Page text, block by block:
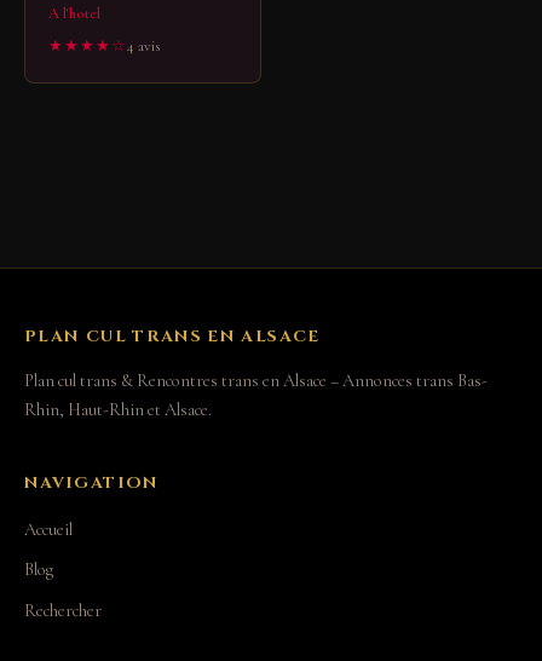
A l'hotel
★★★★☆4 avis
PLAN CUL TRANS EN ALSACE
Plan cul trans & Rencontres trans en Alsace – Annonces trans Bas-
Rhin, Haut-Rhin et Alsace.
NAVIGATION
Accueil
Blog
Rechercher